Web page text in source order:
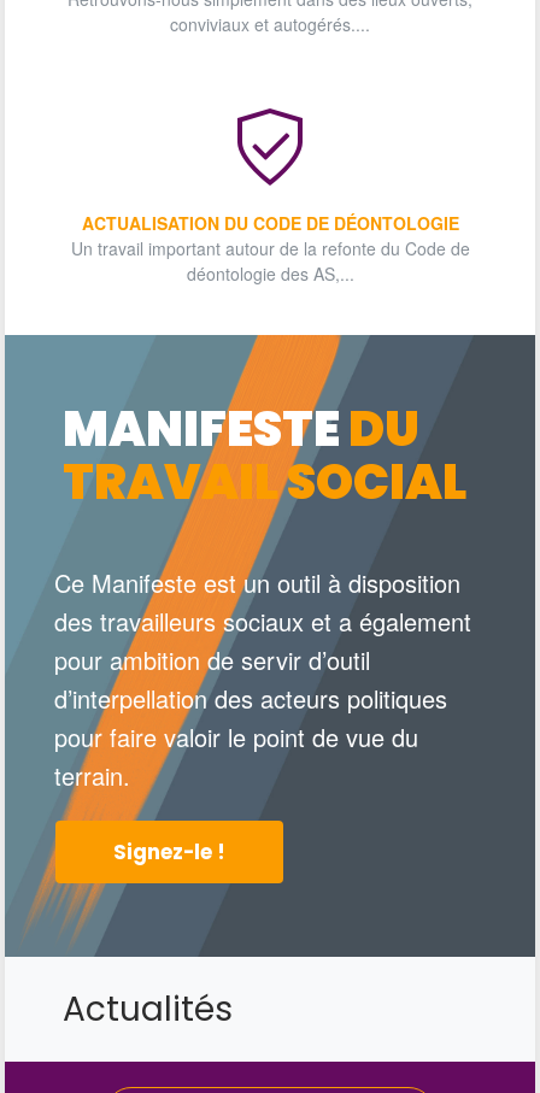
conviviaux et autogérés....
ACTUALISATION DU CODE DE DÉONTOLOGIE
Un travail important autour de la refonte du Code de
déontologie des AS,...
MANIFESTEDU
TRAVAIL SOCIAL
Ce Manifeste est un outil à disposition
des travailleurs sociaux et a également
pour ambition de servir d’outil
d’interpellation des acteurs politiques
pour faire valoir le point de vue du
terrain.
Signez-le !
Actualités